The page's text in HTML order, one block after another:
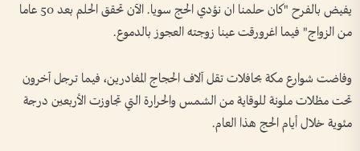
يفيض بالفرح "كان حلمنا ان نؤدي الحج سويا. الآن تحقق الحلم بعد 50 عاما
من الزواج" فيما اغرورقت عينا زوجته العجوز بالدموع.
وفاضت شوارع مكة بحافلات تقل آلاف الحجاج المغادرين، فيما ترجل آخرون
تحت مظلات ملونة للوقاية من الشمس والحرارة التي تجاوزت الأربعين درجة
مئوية خلال أيام الحج هذا العام.